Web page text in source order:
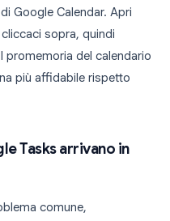
Google Calendar. Apri
sopra, quindi
promemoria del calendario
più affidabile rispetto
Tasks arrivano in
comune,